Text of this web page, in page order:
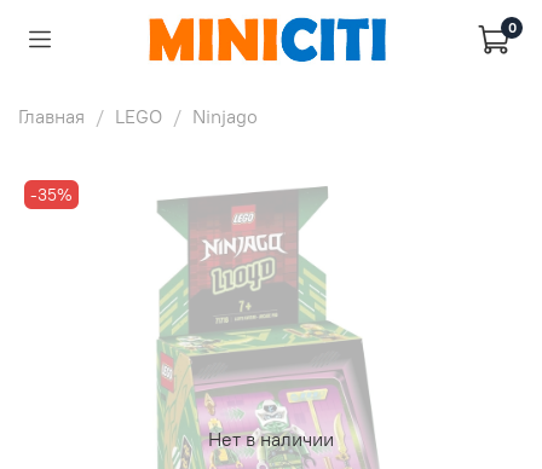
0
Главная LEGO Ninjago
Нет в наличии
-35%